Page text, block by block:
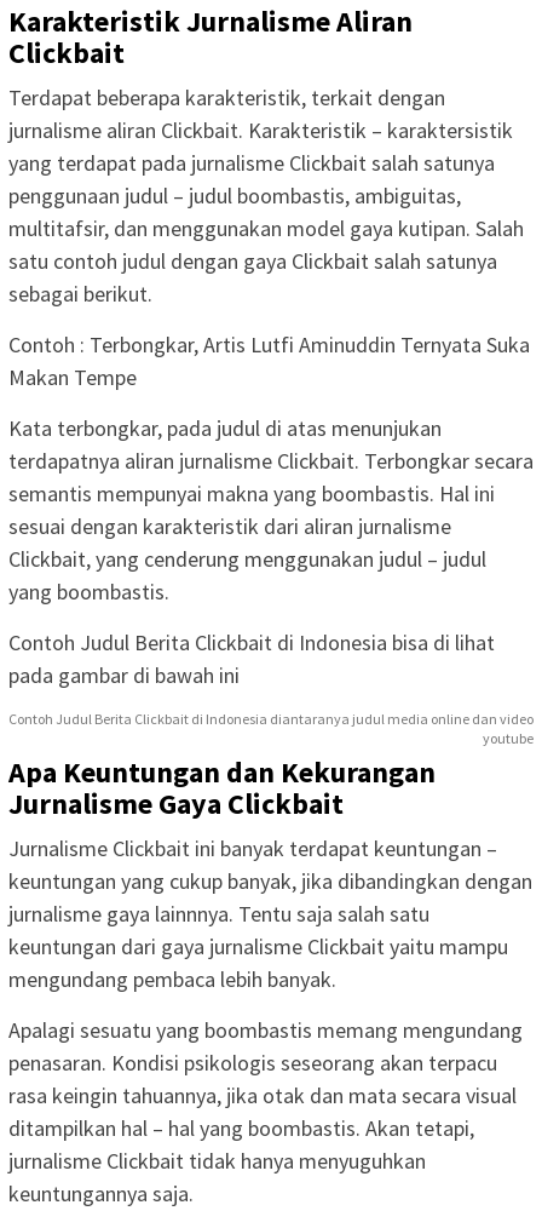
Karakteristik Jurnalisme Aliran
Clickbait
Terdapat beberapa karakteristik, terkait dengan
jurnalisme aliran Clickbait. Karakteristik – karaktersistik
yang terdapat pada jurnalisme Clickbait salah satunya
penggunaan judul – judul boombastis, ambiguitas,
multitafsir, dan menggunakan model gaya kutipan. Salah
satu contoh judul dengan gaya Clickbait salah satunya
sebagai berikut.
Contoh : Terbongkar, Artis Lutfi Aminuddin Ternyata Suka
Makan Tempe
Kata terbongkar, pada judul di atas menunjukan
terdapatnya aliran jurnalisme Clickbait. Terbongkar secara
semantis mempunyai makna yang boombastis. Hal ini
sesuai dengan karakteristik dari aliran jurnalisme
Clickbait, yang cenderung menggunakan judul – judul
yang boombastis.
Contoh Judul Berita Clickbait di Indonesia bisa di lihat
pada gambar di bawah ini
Contoh Judul Berita Clickbait di Indonesia diantaranya judul media online dan video
youtube
Apa Keuntungan dan Kekurangan
Jurnalisme Gaya Clickbait
Jurnalisme Clickbait ini banyak terdapat keuntungan –
keuntungan yang cukup banyak, jika dibandingkan dengan
jurnalisme gaya lainnnya. Tentu saja salah satu
keuntungan dari gaya jurnalisme Clickbait yaitu mampu
mengundang pembaca lebih banyak.
Apalagi sesuatu yang boombastis memang mengundang
penasaran. Kondisi psikologis seseorang akan terpacu
rasa keingin tahuannya, jika otak dan mata secara visual
ditampilkan hal – hal yang boombastis. Akan tetapi,
jurnalisme Clickbait tidak hanya menyuguhkan
keuntungannya saja.